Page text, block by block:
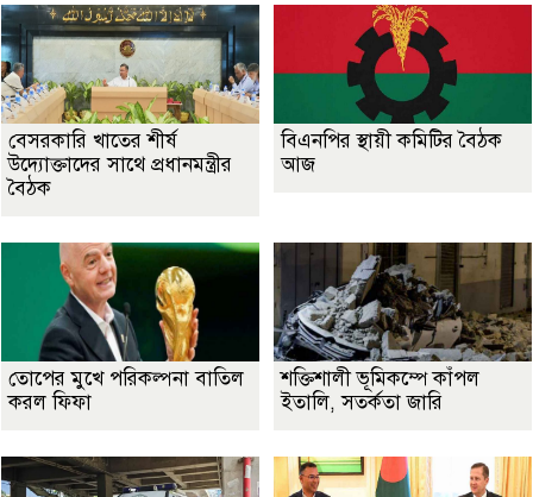
বেসরকারি খাতের শীর্ষ
উদ্যোক্তাদের সাথে প্রধানমন্ত্রীর
বৈঠক
বিএনপির স্থায়ী কমিটির বৈঠক
আজ
তোপের মুখে পরিকল্পনা বাতিল
করল ফিফা
শক্তিশালী ভূমিকম্পে কাঁপল
ইতালি, সতর্কতা জারি